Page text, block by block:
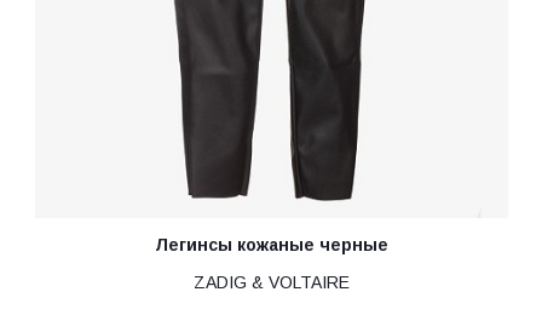
Легинсы кожаные черные
ZADIG & VOLTAIRE